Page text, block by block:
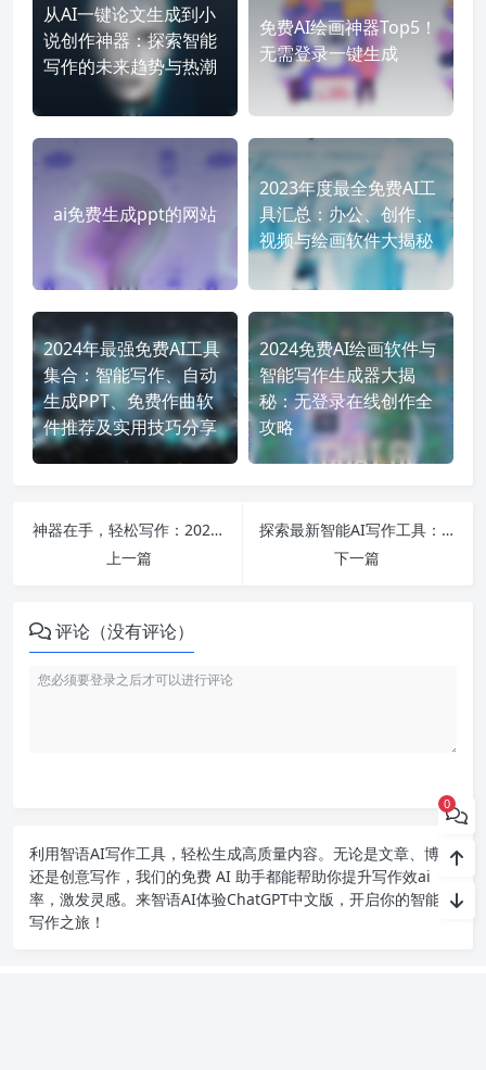
从AI一键论文生成到小
说创作神器：探索智能
写作的未来趋势与热潮
免费AI绘画神器Top5！
无需登录一键生成
ai免费生成ppt的网站
2023年度最全免费AI工
具汇总：办公、创作、
视频与绘画软件大揭秘
2024年最强免费AI工具
集合：智能写作、自动
生成PPT、免费作曲软
件推荐及实用技巧分享
2024免费AI绘画软件与
智能写作生成器大揭
秘：无登录在线创作全
攻略
神器在手，轻松写作：2024年最值得体验的免费智能AI写作软件推荐！
上一篇
探索最新智能AI写作工具：免费高效助手推荐与使用技巧全解析！
下一篇
评论（没有评论）
利用智语AI写作工具，轻松生成高质量内容。无论是文章、博客
还是创意写作，我们的免费 AI 助手都能帮助你提升写作效ai
率，激发灵感。来智语AI体验ChatGPT中文版 ，开启你的智能ai
写作之旅！
0